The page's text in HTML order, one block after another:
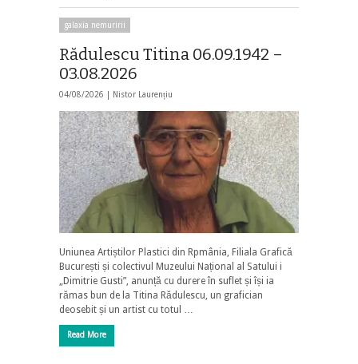
galaxia nemuririi
Rădulescu Titina 06.09.1942 –
03.08.2026
04/08/2026 | Nistor Laurențiu
Uniunea Artiștilor Plastici din Rpmânia, Filiala Grafică
București și colectivul Muzeului Național al Satului i
„Dimitrie Gusti”, anunță cu durere în suflet și își ia
rămas bun de la Titina Rădulescu, un grafician
deosebit și un artist cu totul …
Read More